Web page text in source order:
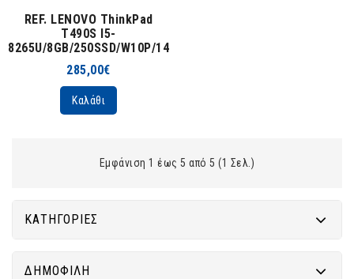
REF. LENOVO ThinkPad
T490S I5-
8265U/8GB/250SSD/W10P/14"
285,00€
Καλάθι
Εμφάνιση 1 έως 5 από 5 (1 Σελ.)
ΚΑΤΗΓΟΡΊΕΣ
ΔΗΜΟΦΙΛΉ